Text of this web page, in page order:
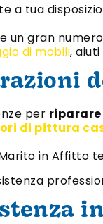
a tua
un gran
di mobili,
per
di pittura
in Affitto